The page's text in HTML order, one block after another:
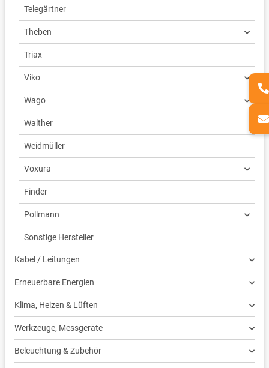
Telegärtner
Theben
Triax
Viko
Wago
Walther
Weidmüller
Voxura
Finder
Pollmann
Sonstige Hersteller
Kabel / Leitungen
Erneuerbare Energien
Klima, Heizen & Lüften
Werkzeuge, Messgeräte
Beleuchtung & Zubehör